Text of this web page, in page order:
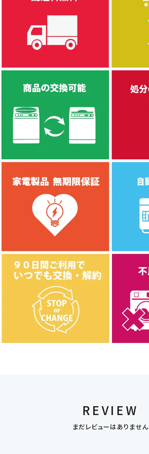
REVIEW
まだレビューはありません